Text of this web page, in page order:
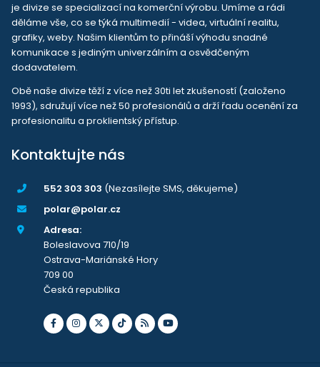
je divize se specializací na komerční výrobu. Umíme a rádi
děláme vše, co se týká multimedií - videa, virtuální realitu,
grafiky, weby. Našim klientům to přináší výhodu snadné
komunikace s jediným univerzálním a osvědčeným
dodavatelem.
Obě naše divize těží z více než 30ti let zkušeností (založeno
1993), sdružují více než 50 profesionálů a drží řadu ocenění za
profesionalitu a proklientský přístup.
Kontaktujte nás
552 303 303 (Nezasílejte SMS, děkujeme)
polar@polar.cz
Adresa:
Boleslavova 710/19
Ostrava-Mariánské Hory
709 00
Česká republika